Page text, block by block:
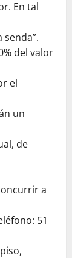
En tal
del valor
el
un
de
a
51